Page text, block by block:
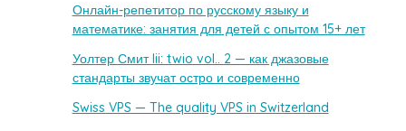
Онлайн-репетитор по русскому языку и
математике: занятия для детей с опытом 15+ лет
Уолтер Смит Iii: twio vol.. 2 — как джазовые
стандарты звучат остро и современно
Swiss VPS — The quality VPS in Switzerland